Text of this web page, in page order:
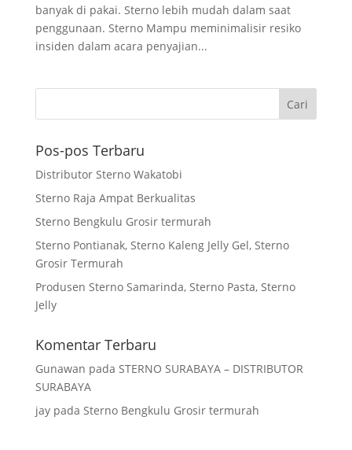
banyak di pakai. Sterno lebih mudah dalam saat
penggunaan. Sterno Mampu meminimalisir resiko
insiden dalam acara penyajian...
Pos-pos Terbaru
Distributor Sterno Wakatobi
Sterno Raja Ampat Berkualitas
Sterno Bengkulu Grosir termurah
Sterno Pontianak, Sterno Kaleng Jelly Gel, Sterno
Grosir Termurah
Produsen Sterno Samarinda, Sterno Pasta, Sterno
Jelly
Komentar Terbaru
Gunawan pada STERNO SURABAYA – DISTRIBUTOR
SURABAYA
jaypada Sterno Bengkulu Grosir termurah